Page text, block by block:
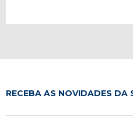
RECEBA AS NOVIDADES DA